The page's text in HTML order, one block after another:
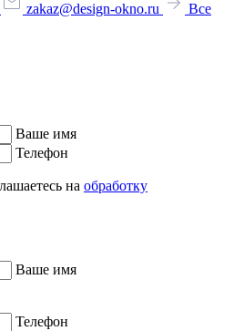
zakaz@design-okno.ru
Все
Ваше имя
Телефон
на обработку
Ваше имя
Телефон